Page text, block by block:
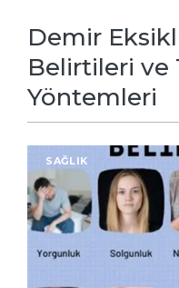
Demir
Belirtileri ve
Yöntemleri
SAĞLIK